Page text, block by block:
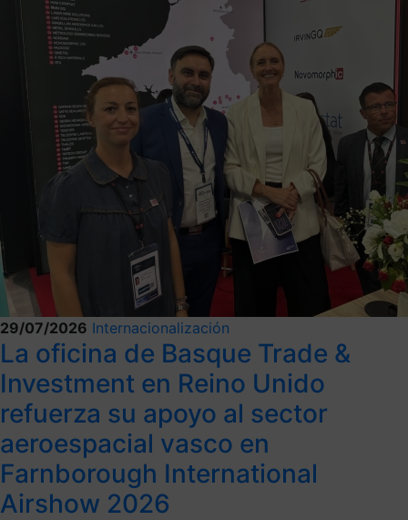
29/07/2026 Internacionalización
La oficina de Basque Trade &
Investment en Reino Unido
refuerza su apoyo al sector
aeroespacial vasco en
Farnborough International
Airshow 2026